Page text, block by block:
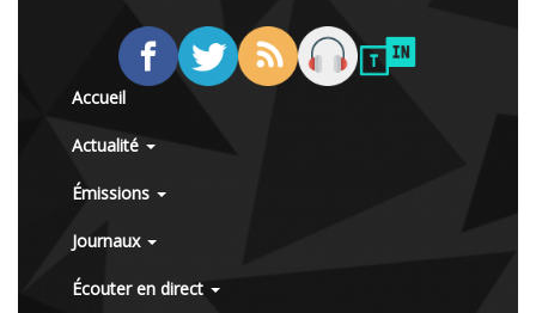
Accueil
Actualité
Émissions
Journaux
Écouter en direct